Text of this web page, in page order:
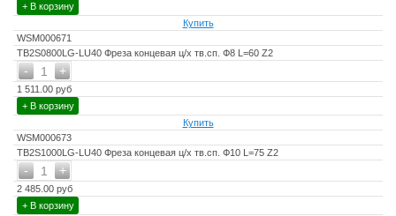
+ В корзину
Купить
WSM000671
TB2S0800LG-LU40 Фреза концевая ц/х тв.сп. Ф8 L=60 Z2
+
- 1
1 511.00 руб
+ В корзину
Купить
WSM000673
TB2S1000LG-LU40 Фреза концевая ц/х тв.сп. Ф10 L=75 Z2
+
- 1
2 485.00 руб
+ В корзину